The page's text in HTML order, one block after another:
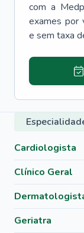
com a
exames por
e sem taxa
Cardiologista
Clínico Geral
Geriatra